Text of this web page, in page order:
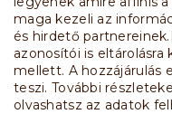
maga kezeli az
és hirdető partnereinek.
azonosítói is eltárolásra
mellett. A hozzájárulás
teszi. További
olvashatsz az adatok